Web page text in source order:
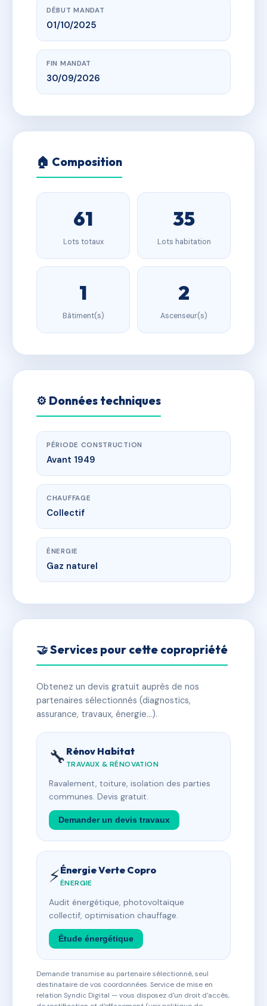
DÉBUT MANDAT
01/10/2025
FIN MANDAT
30/09/2026
🏠 Composition
61
Lots totaux
35
Lots habitation
1
Bâtiment(s)
2
Ascenseur(s)
⚙️ Données techniques
PÉRIODE CONSTRUCTION
Avant 1949
CHAUFFAGE
Collectif
ÉNERGIE
Gaz naturel
🤝 Services pour cette copropriété
Obtenez un devis gratuit auprès de nos
partenaires sélectionnés (diagnostics,
assurance, travaux, énergie…).
🔧 Rénov Habitat
TRAVAUX & RÉNOVATION
Ravalement, toiture, isolation des parties
communes. Devis gratuit.
Demander un devis travaux
⚡Énergie Verte Copro
ÉNERGIE
Audit énergétique, photovoltaïque
collectif, optimisation chauffage.
Étude énergétique
Demande transmise au partenaire sélectionné, seul
destinataire de vos coordonnées. Service de mise en
relation Syndic Digital — vous disposez d'un droit d'accès,